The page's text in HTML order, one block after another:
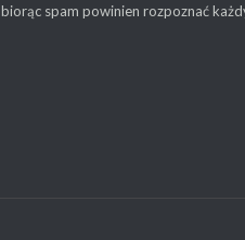
spam powinien rozpoznać